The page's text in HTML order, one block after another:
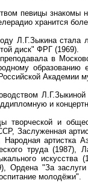
певицы знакомы
хранится
Л.Г.Зыкина стала
диск" ФРГ (1969).
в
образованию
Академии
Л.Г.Зыкиной
и
и
Заслуженная
артистка
труда
искусства
Ордена "За
молодёжи".